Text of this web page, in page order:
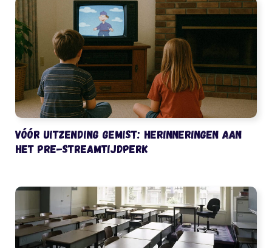
Vóór uitzending gemist: herinneringen aan
het pre-streamtijdperk